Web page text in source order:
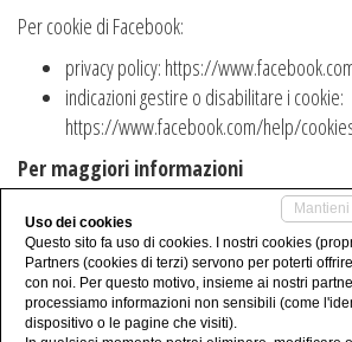
Per cookie di Facebook:
privacy policy: https://
indicazioni gestire o disabilitare i cookie:
https://www.facebook.com/help/
Per maggiori informazioni
Per avere maggiori informazioni, richiedere
dell’interessato e per esercitare i diritti stabiliti
Europeo, potete scrivere al Titolare del
indirizzo e-mail info@omegacasa.it. Per
cookie leggete la normativa al seguente link
Uso dei cookies
Questo sito fa uso di cookies. I nostri cookies
Partners (cookies di terzi) servono per poterti
con noi. Per questo motivo, insieme ai nostri
processiamo informazioni non sensibili (come
dispositivo o le pagine che visiti).